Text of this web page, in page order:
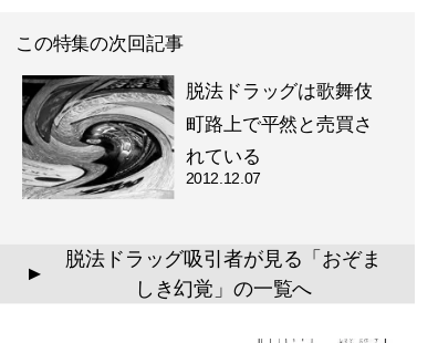
この特集の次回記事
脱法ドラッグは歌舞伎
町路上で平然と売買さ
れている
2012.12.07
▲
脱法ドラッグ吸引者が見る「おぞま
しき幻覚」の一覧へ